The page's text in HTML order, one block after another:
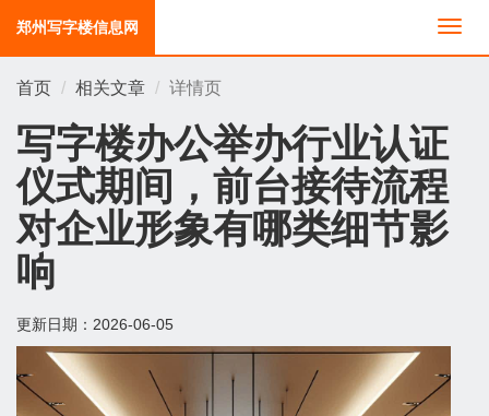
切
换
郑州写字楼信息网
首页 相关文章 详情页
写字楼办公举办行业认证
仪式期间，前台接待流程
对企业形象有哪类细节影
响
更新日期： 2026-06-05